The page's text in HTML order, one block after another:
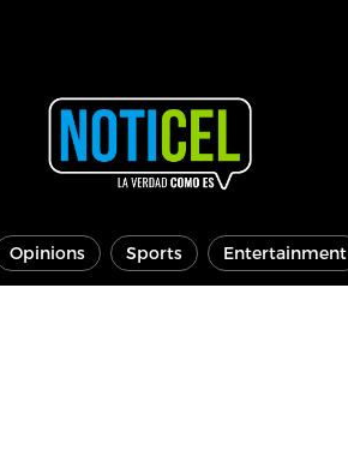
Opinions Sports Entertainment